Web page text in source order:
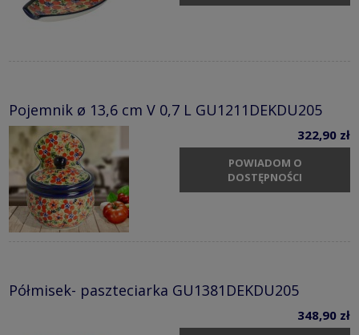
Pojemnik ø 13,6 cm V 0,7 L GU1211DEKDU205
322,90 zł
POWIADOM O
DOSTĘPNOŚCI
Półmisek- paszteciarka GU1381DEKDU205
348,90 zł